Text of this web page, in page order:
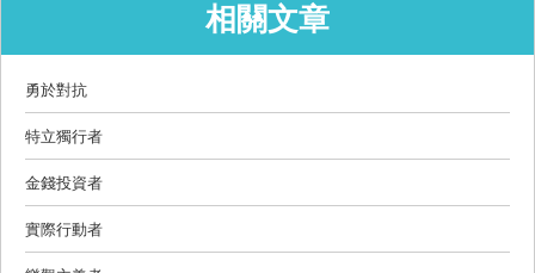
相關文章
勇於對抗
特立獨行者
金錢投資者
實際行動者